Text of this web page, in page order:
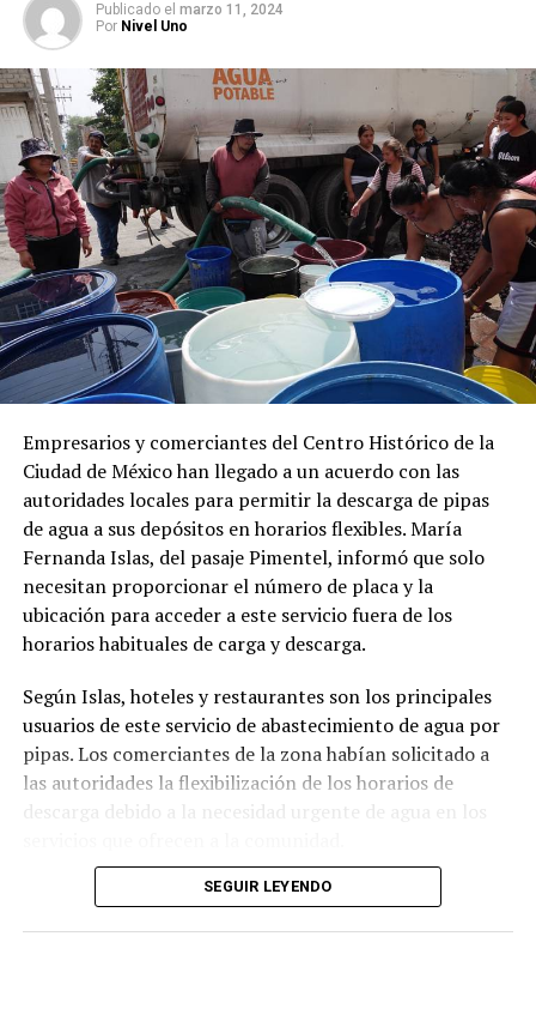
Publicado el marzo 11, 2024
Por Nivel Uno
Empresarios y comerciantes del Centro Histórico de la
Ciudad de México han llegado a un acuerdo con las
autoridades locales para permitir la descarga de pipas
de agua a sus depósitos en horarios flexibles. María
Fernanda Islas, del pasaje Pimentel, informó que solo
necesitan proporcionar el número de placa y la
ubicación para acceder a este servicio fuera de los
horarios habituales de carga y descarga.
Según Islas, hoteles y restaurantes son los principales
usuarios de este servicio de abastecimiento de agua por
pipas. Los comerciantes de la zona habían solicitado a
las autoridades la flexibilización de los horarios de
descarga debido a la necesidad urgente de agua en los
SEGUIR LEYENDO